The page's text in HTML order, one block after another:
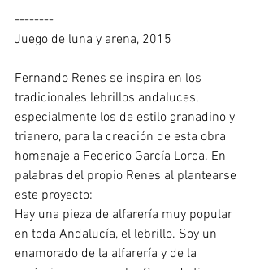
--------
Juego de luna y arena, 2015
Fernando Renes se inspira en los
tradicionales lebrillos andaluces,
especialmente los de estilo granadino y
trianero, para la creación de esta obra
homenaje a Federico García Lorca. En
palabras del propio Renes al plantearse
este proyecto:
Hay una pieza de alfarería muy popular
en toda Andalucía, el lebrillo. Soy un
enamorado de la alfarería y de la